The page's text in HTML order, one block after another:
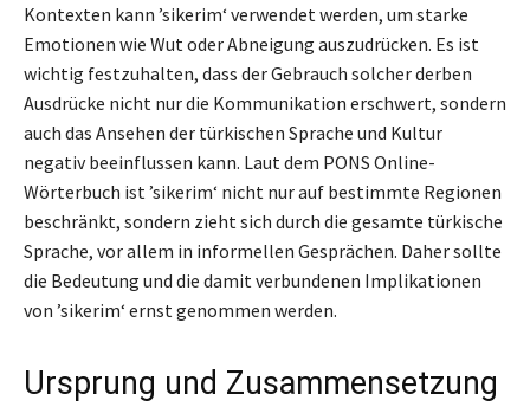
Kontexten kann ’sikerim‘ verwendet werden, um starke
Emotionen wie Wut oder Abneigung auszudrücken. Es ist
wichtig festzuhalten, dass der Gebrauch solcher derben
Ausdrücke nicht nur die Kommunikation erschwert, sondern
auch das Ansehen der türkischen Sprache und Kultur
negativ beeinflussen kann. Laut dem PONS Online-
Wörterbuch ist ’sikerim‘ nicht nur auf bestimmte Regionen
beschränkt, sondern zieht sich durch die gesamte türkische
Sprache, vor allem in informellen Gesprächen. Daher sollte
die Bedeutung und die damit verbundenen Implikationen
von ’sikerim‘ ernst genommen werden.
Ursprung und Zusammensetzung